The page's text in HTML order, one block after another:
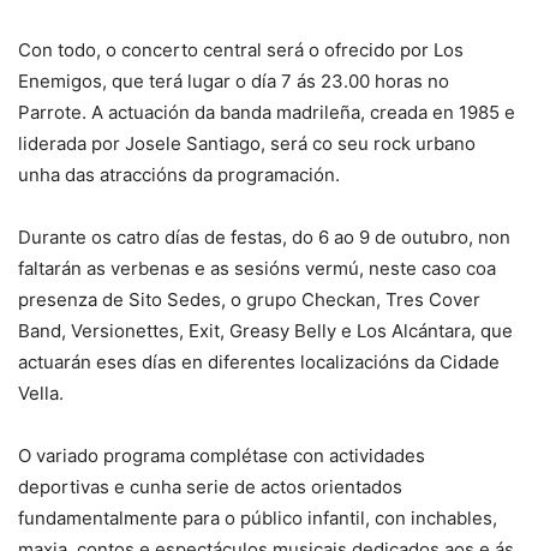
Con todo, o concerto central será o ofrecido por Los
Enemigos, que terá lugar o día 7 ás 23.00 horas no
Parrote. A actuación da banda madrileña, creada en 1985 e
liderada por Josele Santiago, será co seu rock urbano
unha das atraccións da programación.
Durante os catro días de festas, do 6 ao 9 de outubro, non
faltarán as verbenas e as sesións vermú, neste caso coa
presenza de Sito Sedes, o grupo Checkan, Tres Cover
Band, Versionettes, Exit, Greasy Belly e Los Alcántara, que
actuarán eses días en diferentes localizacións da Cidade
Vella.
O variado programa complétase con actividades
deportivas e cunha serie de actos orientados
fundamentalmente para o público infantil, con inchables,